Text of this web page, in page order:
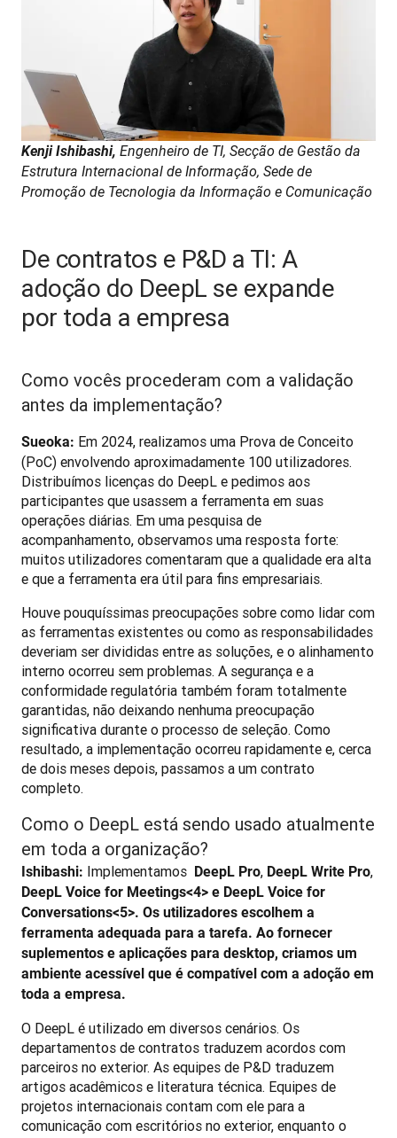
Kenji Ishibashi, Engenheiro de TI, Secção de Gestão da
Estrutura Internacional de Informação, Sede de
Promoção de Tecnologia da Informação e Comunicação
De contratos e P&D a TI: A
adoção do DeepL se expande
por toda a empresa
Como vocês procederam com a validação
antes da implementação?
Sueoka: Em 2024, realizamos uma Prova de Conceito
(PoC) envolvendo aproximadamente 100 utilizadores.
Distribuímos licenças do DeepL e pedimos aos
participantes que usassem a ferramenta em suas
operações diárias. Em uma pesquisa de
acompanhamento, observamos uma resposta forte:
muitos utilizadores comentaram que a qualidade era alta
e que a ferramenta era útil para fins empresariais.
Houve pouquíssimas preocupações sobre como lidar com
as ferramentas existentes ou como as responsabilidades
deveriam ser divididas entre as soluções, e o alinhamento
interno ocorreu sem problemas. A segurança e a
conformidade regulatória também foram totalmente
garantidas, não deixando nenhuma preocupação
significativa durante o processo de seleção. Como
resultado, a implementação ocorreu rapidamente e, cerca
de dois meses depois, passamos a um contrato
completo.
Como o DeepL está sendo usado atualmente
em toda a organização?
Ishibashi: Implementamos DeepL Pro, DeepL Write Pro
DeepL Voice for Meetings<4> e DeepL Voice for
Conversations<5>. Os utilizadores escolhem a
ferramenta adequada para a tarefa. Ao fornecer
suplementos e aplicações para desktop, criamos um
ambiente acessível que é compatível com a adoção em
toda a empresa.
O DeepL é utilizado em diversos cenários. Os
departamentos de contratos traduzem acordos com
parceiros no exterior. As equipes de P&D traduzem
artigos acadêmicos e literatura técnica. Equipes de
projetos internacionais contam com ele para a
comunicação com escritórios no exterior, enquanto o